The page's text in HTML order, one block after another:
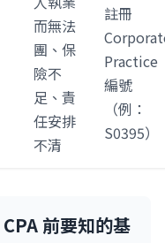
而無法
團、保
險不
足、責
任安排
不清
註冊
Practice
編號
（例：
S0395）
前要知的基